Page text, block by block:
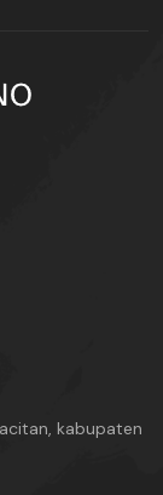
kabupaten